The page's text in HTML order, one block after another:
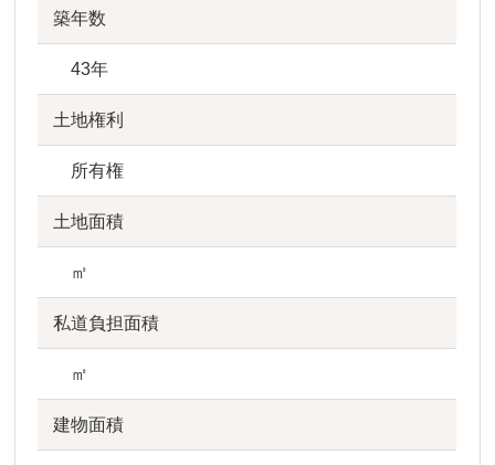
築年数
43年
土地権利
所有権
土地面積
㎡
私道負担面積
㎡
建物面積